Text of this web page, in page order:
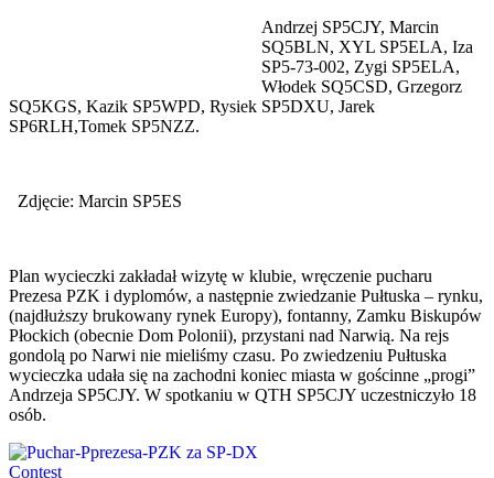
Andrzej SP5CJY, Marcin
SQ5BLN, XYL SP5ELA, Iza
SP5-73-002, Zygi SP5ELA,
Włodek SQ5CSD, Grzegorz
SQ5KGS, Kazik SP5WPD, Rysiek SP5DXU, Jarek
SP6RLH,Tomek SP5NZZ.
Zdjęcie: Marcin SP5ES
Plan wycieczki zakładał wizytę w klubie, wręczenie pucharu
Prezesa PZK i dyplomów, a następnie zwiedzanie Pułtuska – rynku,
(najdłuższy brukowany rynek Europy), fontanny, Zamku Biskupów
Płockich (obecnie Dom Polonii), przystani nad Narwią. Na rejs
gondolą po Narwi nie mieliśmy czasu. Po zwiedzeniu Pułtuska
wycieczka udała się na zachodni koniec miasta w gościnne „progi”
Andrzeja SP5CJY. W spotkaniu w QTH SP5CJY uczestniczyło 18
osób.